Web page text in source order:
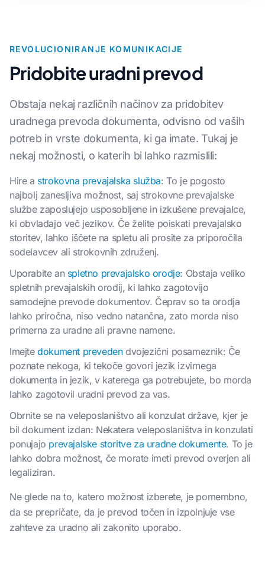
REVOLUCIONIRANJE KOMUNIKACIJE
Pridobite uradni prevod
Obstaja nekaj različnih načinov za pridobitev
uradnega prevoda dokumenta, odvisno od vaših
potreb in vrste dokumenta, ki ga imate. Tukaj je
nekaj možnosti, o katerih bi lahko razmislili:
Hire a strokovna prevajalska služba: To je pogosto
najbolj zanesljiva možnost, saj strokovne prevajalske
službe zaposlujejo usposobljene in izkušene prevajalce,
ki obvladajo več jezikov. Če želite poiskati prevajalsko
storitev, lahko iščete na spletu ali prosite za priporočila
sodelavcev ali strokovnih združenj.
Uporabite an spletno prevajalsko orodje: Obstaja veliko
spletnih prevajalskih orodij, ki lahko zagotovijo
samodejne prevode dokumentov. Čeprav so ta orodja
lahko priročna, niso vedno natančna, zato morda niso
primerna za uradne ali pravne namene.
Imejtedokument prevedendvojezični posameznik: Če
poznate nekoga, ki tekoče govori jezik izvirnega
dokumenta in jezik, v katerega ga potrebujete, bo morda
lahko zagotovil uradni prevod za vas.
Obrnite se na veleposlaništvo ali konzulat države, kjer je
bil dokument izdan: Nekatera veleposlaništva in konzulati
ponujajo prevajalske storitve za uradne dokumente. To je
lahko dobra možnost, če morate imeti prevod overjen ali
legaliziran.
Ne glede na to, katero možnost izberete, je pomembno,
da se prepričate, da je prevod točen in izpolnjuje vse
zahteve za uradno ali zakonito uporabo.